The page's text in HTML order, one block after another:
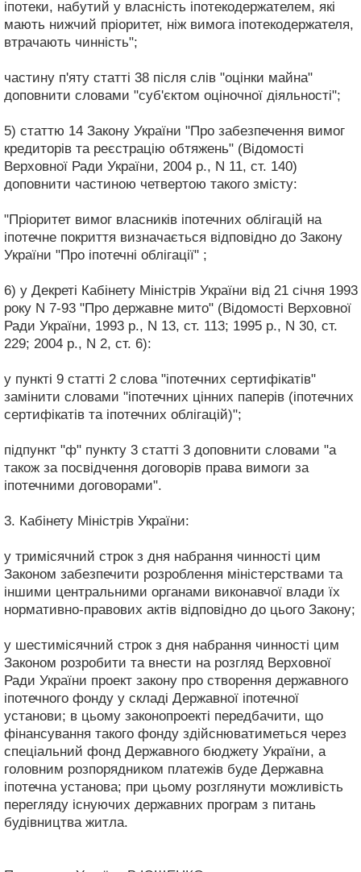
іпотеки, набутий у власність іпотекодержателем, які
мають нижчий пріоритет, ніж вимога іпотекодержателя,
втрачають чинність";
частину п'яту статті 38 після слів "оцінки майна"
доповнити словами "суб'єктом оціночної діяльності";
5) статтю 14 Закону України "Про забезпечення вимог
кредиторів та реєстрацію обтяжень" (Відомості
Верховної Ради України, 2004 р., N 11, ст. 140)
доповнити частиною четвертою такого змісту:
"Пріоритет вимог власників іпотечних облігацій на
іпотечне покриття визначається відповідно до Закону
України "Про іпотечні облігації" ;
6) у Декреті Кабінету Міністрів України від 21 січня 1993
року N 7-93 "Про державне мито" (Відомості Верховної
Ради України, 1993 р., N 13, ст. 113; 1995 р., N 30, ст.
229; 2004 р., N 2, ст. 6):
у пункті 9 статті 2 слова "іпотечних сертифікатів"
замінити словами "іпотечних цінних паперів (іпотечних
сертифікатів та іпотечних облігацій)";
підпункт "ф" пункту 3 статті 3 доповнити словами "а
також за посвідчення договорів права вимоги за
іпотечними договорами".
3. Кабінету Міністрів України:
у тримісячний строк з дня набрання чинності цим
Законом забезпечити розроблення міністерствами та
іншими центральними органами виконавчої влади їх
нормативно-правових актів відповідно до цього Закону;
у шестимісячний строк з дня набрання чинності цим
Законом розробити та внести на розгляд Верховної
Ради України проект закону про створення державного
іпотечного фонду у складі Державної іпотечної
установи; в цьому законопроекті передбачити, що
фінансування такого фонду здійснюватиметься через
спеціальний фонд Державного бюджету України, а
головним розпорядником платежів буде Державна
іпотечна установа; при цьому розглянути можливість
перегляду існуючих державних програм з питань
будівництва житла.